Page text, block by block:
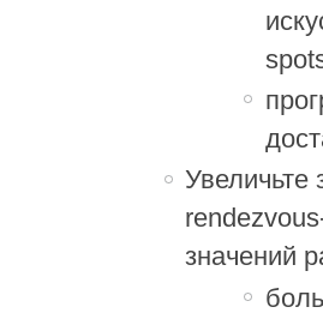
Увеличьте
значений